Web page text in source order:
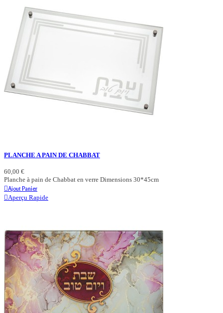
PLANCHE A PAIN DE CHABBAT
60,00 €
Planche à pain de Chabbat en verre Dimensions 30*45cm
Ajout Panier
Aperçu Rapide